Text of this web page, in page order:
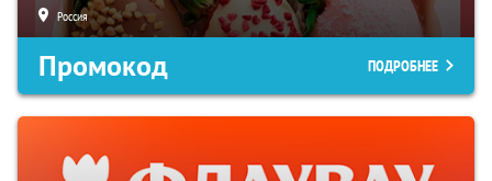
Россия
Промокод ПОДРОБНЕЕ